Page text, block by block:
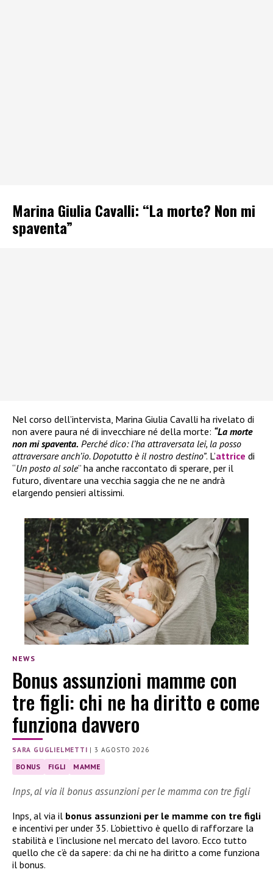
Marina Giulia Cavalli: “La morte? Non mi
spaventa”
Nel corso dell’intervista, Marina Giulia Cavalli ha rivelato di
non avere paura né di invecchiare né della morte: “La morte
non mi spaventa. Perché dico: l’ha attraversata lei, la posso
attraversare anch’io. Dopotutto è il nostro destino”. L’attrice di
“Un posto al sole” ha anche raccontato di sperare, per il
futuro, diventare una vecchia saggia che ne ne andrà
elargendo pensieri altissimi.
NEWS
Bonus assunzioni mamme con
tre figli: chi ne ha diritto e come
funziona davvero
SARA GUGLIELMETTI |3 AGOSTO 2026
BONUS FIGLI MAMME
Inps, al via il bonus assunzioni per le mamma con tre figli
Inps, al via il bonus assunzioni per le mamme con tre figli
e incentivi per under 35. L’obiettivo è quello di rafforzare la
stabilità e l’inclusione nel mercato del lavoro. Ecco tutto
quello che c’è da sapere: da chi ne ha diritto a come funziona
il bonus.